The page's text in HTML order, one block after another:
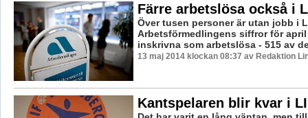
Färre arbetslösa också i
Över tusen personer är utan jobb i
Arbetsförmedlingens siffror för april
inskrivna som arbetslösa - 515 av
13 maj 2014 klockan 08:37 av Redaktion
Kantspelaren blir kvar i